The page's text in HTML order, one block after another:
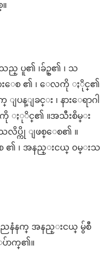
။
ည္ ပူ၏ ၊ခ်ဥ္၏ ၊ သ
းေစ ၏ ၊ ေလကို ႏိုင္၏
ပန္ျခင္း ၊ နားေရာဂါ
႔ကို ႏုိင္၏ ။အသီးစိမ္း
ပ္ကို ျဖစ္ေစ၏ ။
၏ ၊ အနည္းငယ္ ၀မ္းသ
း ညနံနက္ အနည္းငယ္ မွ်စီ
ာက္၏။